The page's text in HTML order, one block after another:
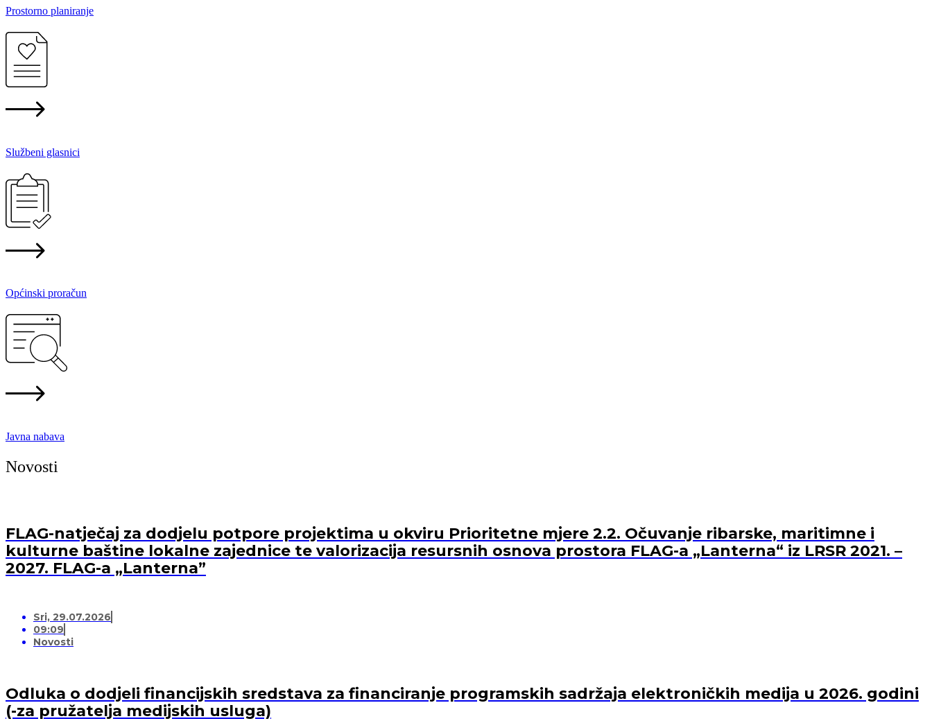
Prostorno planiranje
Službeni glasnici
Općinski proračun
Javna nabava
Novosti
FLAG-natječaj za dodjelu potpore projektima u okviru Prioritetne mjere 2.2. Očuvanje ribarske, maritimne i
kulturne baštine lokalne zajednice te valorizacija resursnih osnova prostora FLAG-a „Lanterna“ iz LRSR 2021. –
2027. FLAG-a „Lanterna”
Sri, 29.07.2026
09:09
Novosti
Odluka o dodjeli financijskih sredstava za financiranje programskih sadržaja elektroničkih medija u 2026. godini
(-za pružatelja medijskih usluga)